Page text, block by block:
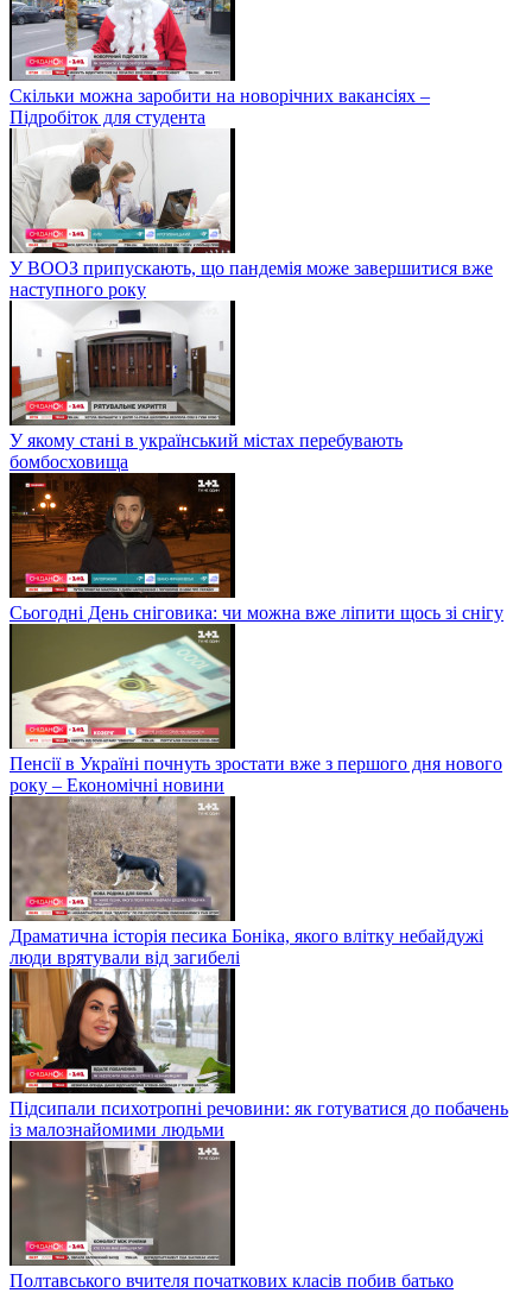
Скільки можна заробити на новорічних вакансіях –
Підробіток для студента
У ВООЗ припускають, що пандемія може завершитися вже
наступного року
У якому стані в український містах перебувають
бомбосховища
Сьогодні День сніговика: чи можна вже ліпити щось зі снігу
Пенсії в Україні почнуть зростати вже з першого дня нового
року – Економічні новини
Драматична історія песика Боніка, якого влітку небайдужі
люди врятували від загибелі
Підсипали психотропні речовини: як готуватися до побачень
із малознайомими людьми
Полтавського вчителя початкових класів побив батько